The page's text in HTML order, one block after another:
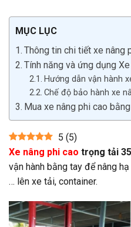
MỤC LỤC
Thông tin chi tiết xe nâng
Tính năng và ứng dụng
Hướng dẫn vận hành
Chế độ bảo hành xe
Mua xe nâng phi cao
5 (5)
Xe nâng phi cao trọng tải
vận hành bằng tay để nâng
… lên xe tải, container.